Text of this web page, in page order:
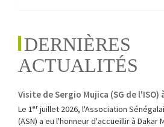
DERNIÈRES
ACTUALITÉS
Visite de Sergio Mujica (SG de l'ISO)
Le 1ᵉʳ juillet 2026, l'Association
(ASN) a eu l'honneur d'accueillir à Dakar